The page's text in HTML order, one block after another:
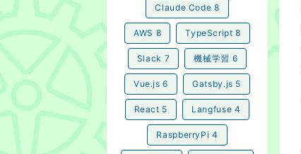
Claude Code 8
AWS 8 TypeScript 8
Slack 7 機械学習 6
Vue.js 6 Gatsby.js 5
React 5 Langfuse 4
RaspberryPi 4